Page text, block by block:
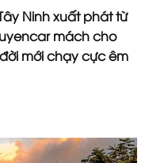
Ninh xuất phát từ
mách cho
mới chạy cực êm